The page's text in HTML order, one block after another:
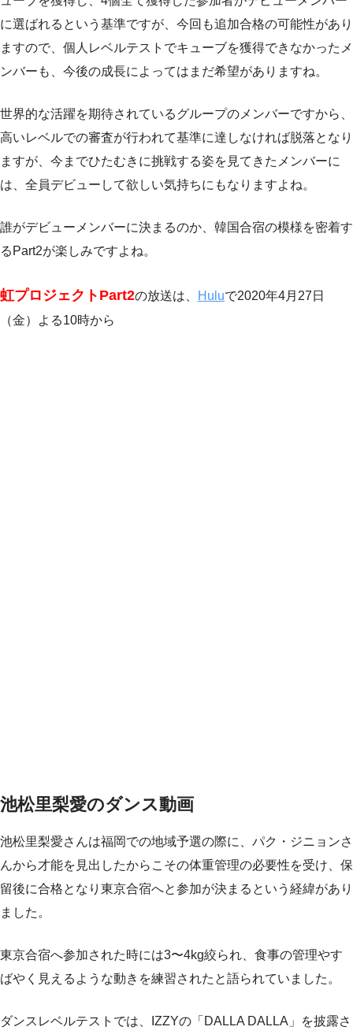
に選ばれるという基準ですが、今回も追加合格の可能性があり
ますので、個人レベルテストでキューブを獲得できなかったメ
ンバーも、今後の成長によってはまだ希望がありますね。
世界的な活躍を期待されているグループのメンバーですから、
高いレベルでの審査が行われて基準に達しなければ脱落となり
ますが、今までひたむきに挑戦する姿を見てきたメンバーに
は、全員デビューして欲しい気持ちにもなりますよね。
誰がデビューメンバーに決まるのか、韓国合宿の模様を密着す
るPart2が楽しみですよね。
虹プロジェクトPart2の放送は、 Huluで2020年4月27日
（金）よる10時から
池松里梨愛のダンス動画
池松里梨愛さんは福岡での地域予選の際に、パク・ジニョンさ
んから才能を見出したからこその体重管理の必要性を受け、保
留後に合格となり東京合宿へと参加が決まるという経緯があり
ました。
東京合宿へ参加された時には3〜4kg絞られ、食事の管理やす
ばやく見えるような動きを練習されたと語られていました。
ダンスレベルテストでは、IZZYの「DALLA DALLA」を披露さ